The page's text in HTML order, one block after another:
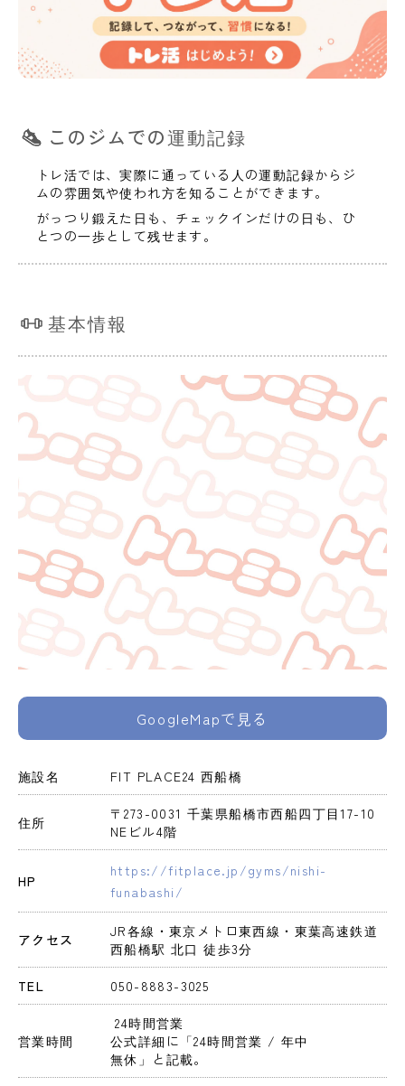
このジムでの運動記録
トレ活では、実際に通っている人の運動記録からジ
ムの雰囲気や使われ方を知ることができます。
がっつり鍛えた日も、チェックインだけの日も、ひ
とつの一歩として残せます。
基本情報
GoogleMapで見る
施設名 FIT PLACE24 西船橋
住所
〒273-0031 千葉県船橋市西船四丁目17-10
NEビル4階
HP
https://fitplace.jp/gyms/nishi-
funabashi/
アクセス
JR各線・東京メトロ東西線・東葉高速鉄道
西船橋駅 北口 徒歩3分
TEL 050-8883-3025
営業時間
24時間営業
公式詳細に「24時間営業 / 年中
無休」と記載。